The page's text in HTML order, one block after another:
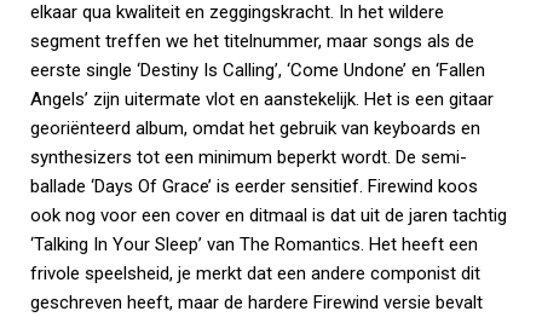
elkaar qua kwaliteit en zeggingskracht. In het wildere
segment treffen we het titelnummer, maar songs als de
eerste single ‘Destiny Is Calling’, ‘Come Undone’ en ‘Fallen
Angels’ zijn uitermate vlot en aanstekelijk. Het is een gitaar
georiënteerd album, omdat het gebruik van keyboards en
synthesizers tot een minimum beperkt wordt. De semi-
ballade ‘Days Of Grace’ is eerder sensitief. Firewind koos
ook nog voor een cover en ditmaal is dat uit de jaren tachtig
‘Talking In Your Sleep’ van The Romantics. Het heeft een
frivole speelsheid, je merkt dat een andere componist dit
geschreven heeft, maar de hardere Firewind versie bevalt